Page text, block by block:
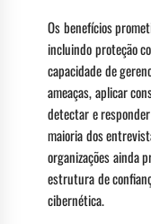
Os benefícios
incluindo proteção
capacidade de
ameaças, aplicar
detectar e
maioria dos
organizações ainda
estrutura de
cibernética.